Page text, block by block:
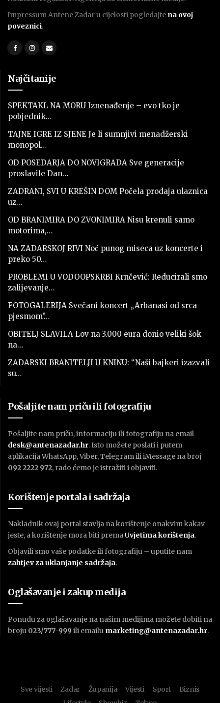
Impressum Antene Zadar u cijelosti pogledajte na ovoj
poveznici.
Najčitanije
SPEKTAKL NA MORU Iznenađenje – evo tko je
pobjednik…
TAJNE IGRE IZ SJENE Je li sumnjivi menadžerski
monopol…
OD POSEDARJA DO NOVIGRADA Sve generacije
proslavile Dan…
ZADRANI, SVI U KREŠIN DOM Počela prodaja ulaznica
uz…
OD BRANIMIRA DO ZVONIMIRA Nisu krenuli samo
motorima,…
NA ZADARSKOJ RIVI Noć punog miseca uz koncerte i
preko 50…
PROBLEMI U VODOOPSKRBI Krnčević: Reducirali smo
zalijevanje…
FOTOGALERIJA Svečani koncert „Arbanasi od srca
pjesmom”…
OBITELJ SLAVILA Lov na 3.000 eura donio veliki šok
na…
ZADARSKI BRANITELJI U KNINU: “Naši bajkeri izazvali
su…
Pošaljite nam priču ili fotografiju
Pošaljite nam priču, informaciju ili fotografiju na email
desk@antenazadar.hr. Isto možete poslati i putem
aplikacija WhatsApp, Viber, Telegram ili iMessage na broj
092 2222 972, rado ćemo je istražiti i objaviti.
Korištenje portala i sadržaja
Nakladnik ovaj portal stavlja na korištenje onakvim kakav
jeste, a korištenje mora biti premaUvjetima korištenja.
Objavili smo vaše podatke ili fotografiju – uputite nam
zahtjev za uklanjanje sadržaja.
Oglašavanje i zakup medija
Ponudu za oglašavanje na našim medijima možete dobiti na
broju 023/777-999 ili emailu marketing@antenazadar.hr.
Sve vijesti Zadar Županija Vijesti Sport
Biznis